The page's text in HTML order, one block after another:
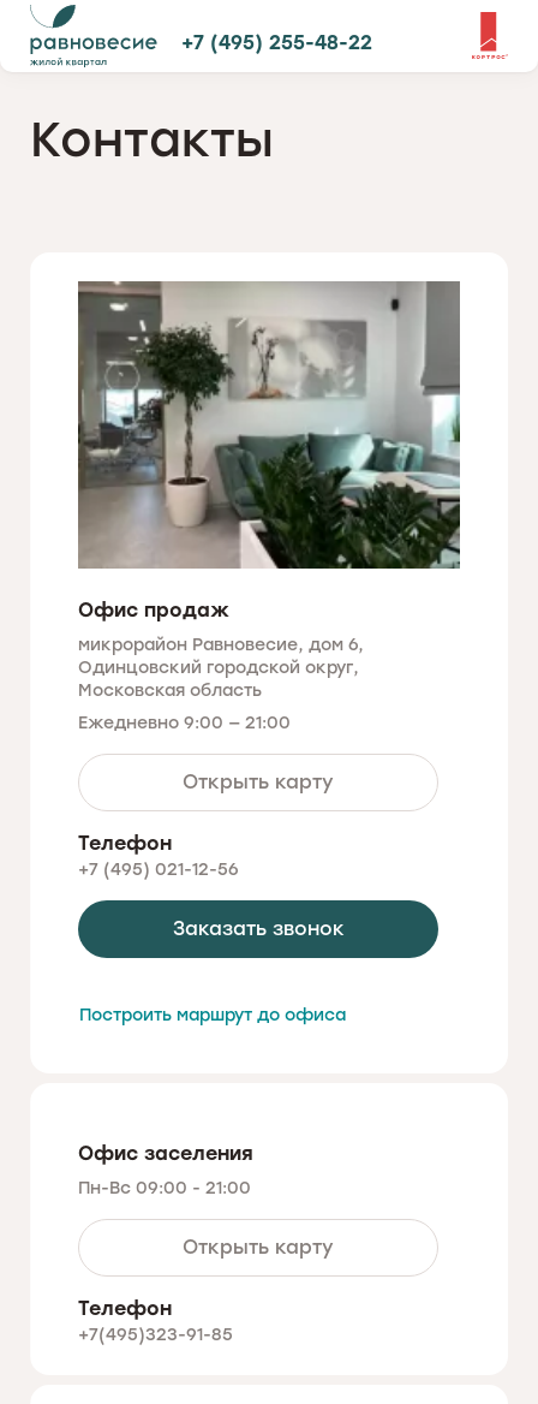
+7 (495) 255-48-22
Контакты
Офис продаж
микрорайон Равновесие, дом 6,
Одинцовский городской округ,
Московская область
Ежедневно 9:00 — 21:00
Открыть карту
Телефон
+7 (495) 021-12-56
Заказать звонок
Построить маршрут до офиса
Офис заселения
Пн-Вс 09:00 - 21:00
Открыть карту
Телефон
+7(495)323-91-85